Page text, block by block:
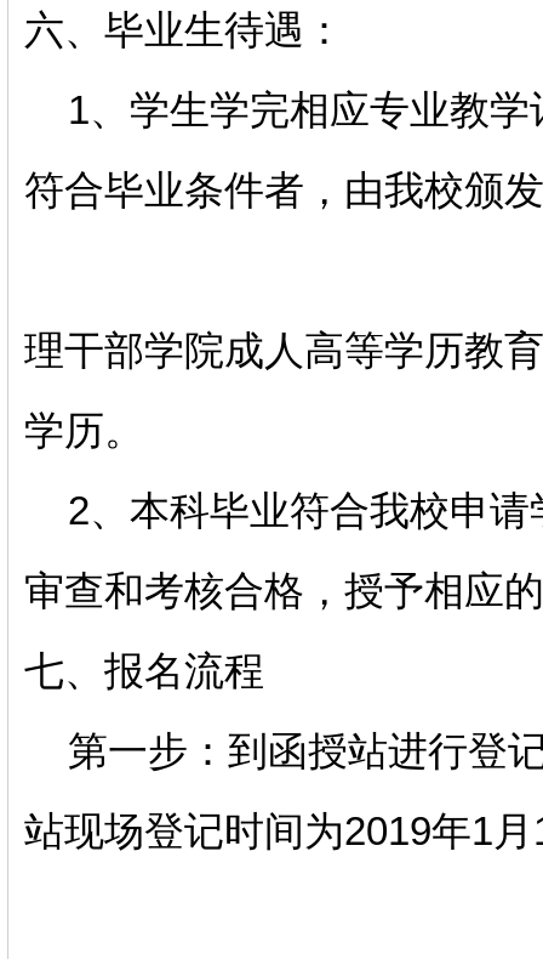
六、毕业生待遇：
1、学生学完相应专业教学
符合毕业条件者，由我校颁
理干部学院成人高等学历教
学历。
2、本科毕业符合我校申请
审查和考核合格，授予相应
七、报名流程
第一步：到函授站进行登
站现场登记时间为2019年1